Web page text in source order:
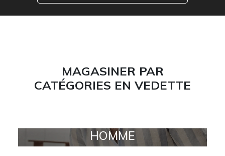
MAGASINER PAR
CATÉGORIES EN VEDETTE
HOMME